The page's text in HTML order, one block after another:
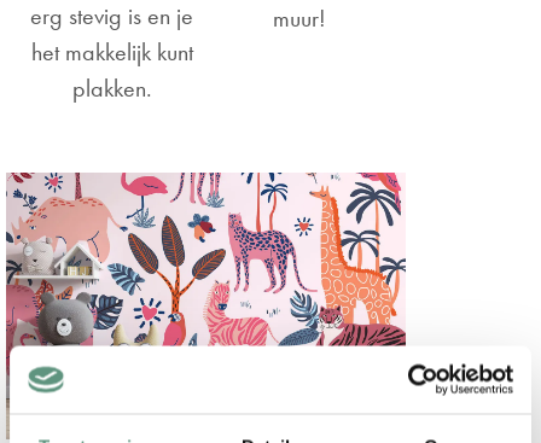
erg stevig is en je
het makkelijk kunt
plakken.
muur!